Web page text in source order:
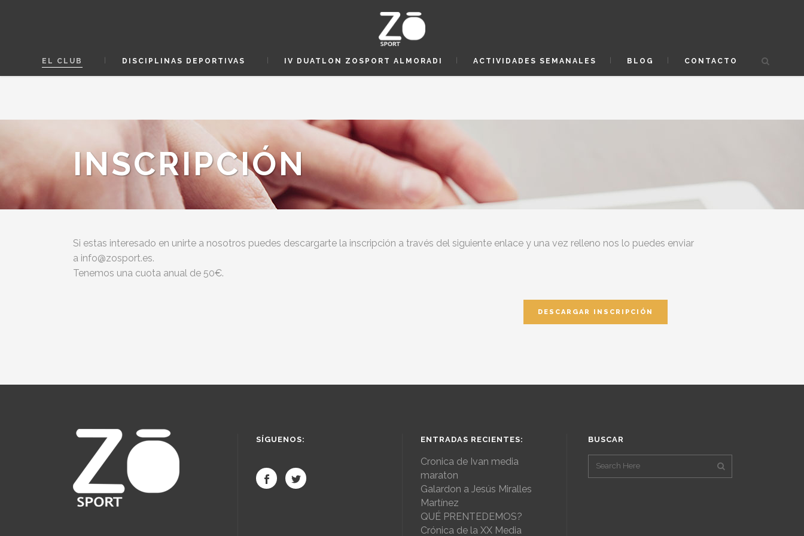
EL CLUB DISCIPLINAS DEPORTIVAS IV DUATLON ZOSPORT ALMORADI ACTIVIDADES SEMANALES BLOG CONTACTO
INSCRIPCIÓN
Si estas interesado en unirte a nosotros puedes descargarte la inscripción a través del siguiente enlace y una vez relleno nos lo puedes enviar
a info@zosport.es.
Tenemos una cuota anual de 50€.
DESCARGAR INSCRIPCIÓN
SÍGUENOS: ENTRADAS RECIENTES:
Cronica de Ivan media
maraton
Galardon a Jesús Miralles
Martínez
QUÉ PRENTEDEMOS?
Crónica de la XX Media
BUSCAR